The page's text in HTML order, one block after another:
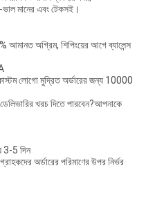
মানের এবং টেকসই।
অগ্রিম, শিপিংয়ের আগে ব্যালেন্স
লোগো মুদ্রিত অর্ডারের জন্য 10000
খরচ দিতে পারবেন?আপনাকে
3-5 দিন
অর্ডারের পরিমাণের উপর নির্ভর